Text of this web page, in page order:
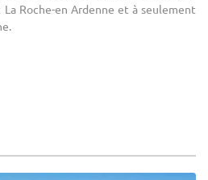
Roche-en Ardenne et à seulement